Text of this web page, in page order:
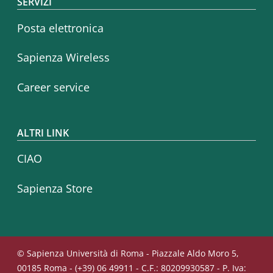
Posta elettronica
Sapienza Wireless
Career service
ALTRI LINK
CIAO
Sapienza Store
© Sapienza Università di Roma - Piazzale Aldo Moro 5,
00185 Roma - (+39) 06 49911 - C.F.: 80209930587 - P. Iva: